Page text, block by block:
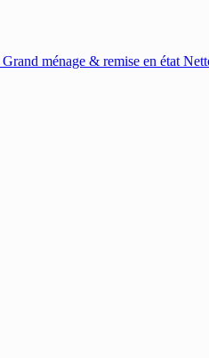
Grand ménage & remise en état